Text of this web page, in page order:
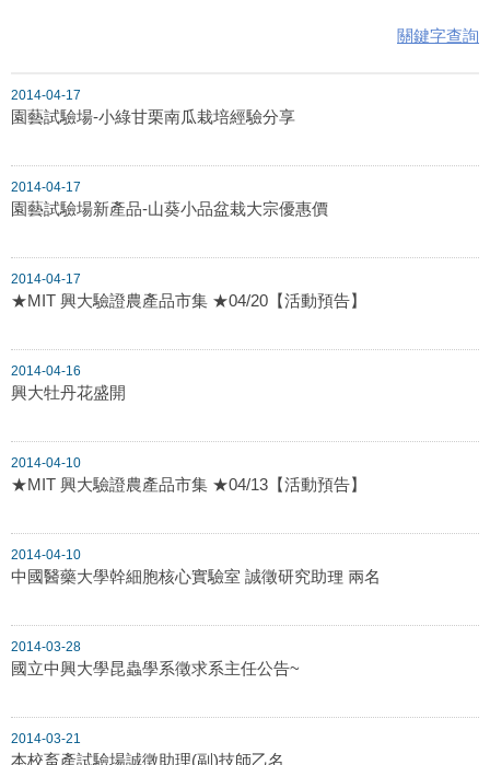
關鍵字查詢
2014-04-17
園藝試驗場-小綠甘栗南瓜栽培經驗分享
2014-04-17
園藝試驗場新產品-山葵小品盆栽大宗優惠價
2014-04-17
★MIT 興大驗證農產品市集 ★04/20【活動預告】
2014-04-16
興大牡丹花盛開
2014-04-10
★MIT 興大驗證農產品市集 ★04/13【活動預告】
2014-04-10
中國醫藥大學幹細胞核心實驗室 誠徵研究助理 兩名
2014-03-28
國立中興大學昆蟲學系徵求系主任公告~
2014-03-21
本校畜產試驗場誠徵助理(副)技師乙名